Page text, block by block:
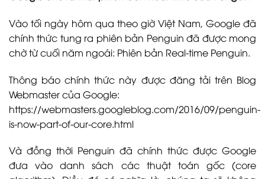
Vào tối ngày hôm qua theo giờ Việt Nam, Google đã
chính thức tung ra phiên bản Penguin đã được mong
chờ từ cuối năm ngoái: Phiên bản Real-time Penguin.
Thông báo chính thức này được đăng tải trên Blog
Webmaster của Google:
https://webmasters.googleblog.com/2016/09/penguin-
is-now-part-of-our-core.html
Và đồng thời Penguin đã chính thức được Google
đưa vào danh sách các thuật toán gốc (core